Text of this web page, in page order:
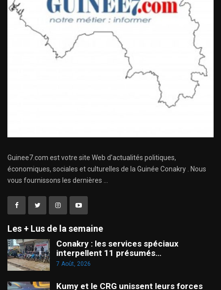
Guinee7.com est votre site Web d'actualités politiques,
économiques, sociales et culturelles de la Guinée Conakry . Nous
vous fournissons les dernières ...
Les + Lus de la semaine
Conakry : les services spéciaux
interpellent 11 présumés…
7 Août, 2026
Kumy et le CRG unissent leurs forces